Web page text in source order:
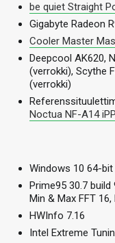
be quiet Straight
Gigabyte Radeon
Cooler Master
Deepcool AK620,
(verrokki), Scythe
(verrokki)
Noctua NF-A14
Windows 10 64-bit
Prime95 30.7
Min & Max FFT
HWInfo 7.16
Intel Extreme